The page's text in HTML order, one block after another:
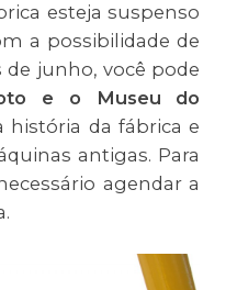
esteja suspenso
a possibilidade de
junho, você pode
e o Museu do
história da fábrica e
antigas. Para
agendar a